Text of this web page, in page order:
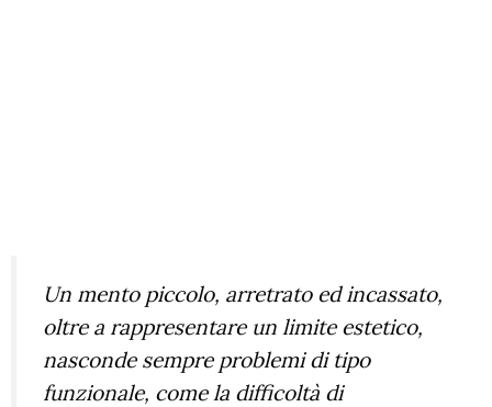
Un mento piccolo, arretrato ed incassato,
oltre a rappresentare un limite estetico,
nasconde sempre problemi di tipo
funzionale, come la difficoltà di